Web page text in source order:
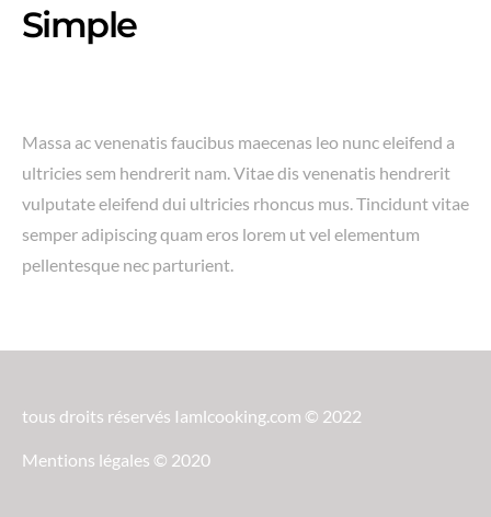
Simple
Massa ac venenatis faucibus maecenas leo nunc eleifend a
ultricies sem hendrerit nam. Vitae dis venenatis hendrerit
vulputate eleifend dui ultricies rhoncus mus. Tincidunt vitae
semper adipiscing quam eros lorem ut vel elementum
pellentesque nec parturient.
tous droits réservés Iamlcooking.com © 2022
Mentions légales © 2020